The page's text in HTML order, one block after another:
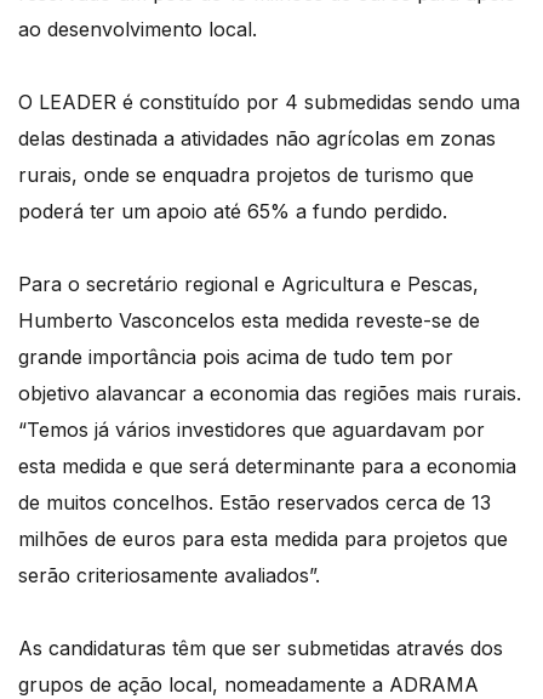
ao desenvolvimento local.
O LEADER é constituído por 4 submedidas sendo uma
delas destinada a atividades não agrícolas em zonas
rurais, onde se enquadra projetos de turismo que
poderá ter um apoio até 65% a fundo perdido.
Para o secretário regional e Agricultura e Pescas,
Humberto Vasconcelos esta medida reveste-se de
grande importância pois acima de tudo tem por
objetivo alavancar a economia das regiões mais rurais.
“Temos já vários investidores que aguardavam por
esta medida e que será determinante para a economia
de muitos concelhos. Estão reservados cerca de 13
milhões de euros para esta medida para projetos que
serão criteriosamente avaliados”.
As candidaturas têm que ser submetidas através dos
grupos de ação local, nomeadamente a ADRAMA